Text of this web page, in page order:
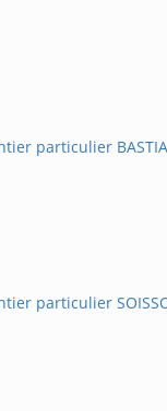
particulier BASTIA
particulier